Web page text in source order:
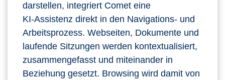
darstellen, integriert Comet eine
KI‑Assistenz direkt in den Navigations‑ und
Arbeitsprozess. Webseiten, Dokumente und
laufende Sitzungen werden kontextualisiert,
zusammengefasst und miteinander in
Beziehung gesetzt. Browsing wird damit von